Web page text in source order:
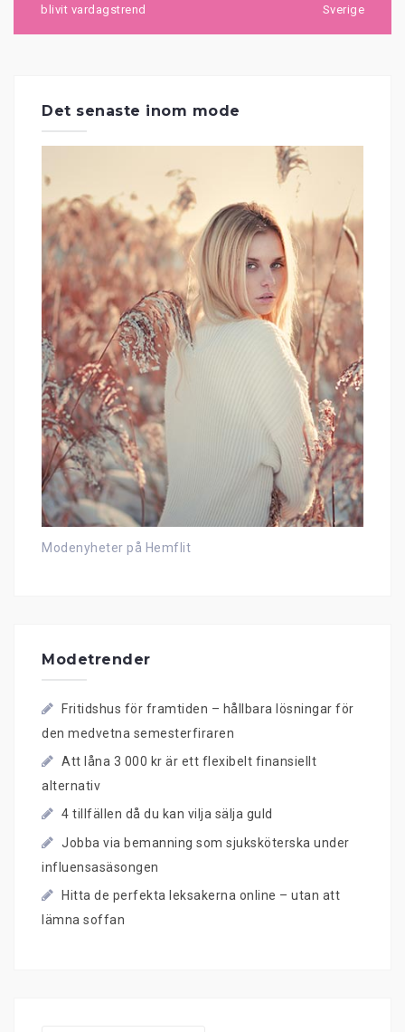
blivit vardagstrend
Sverige
Det senaste inom mode
Modenyheter på Hemflit
Modetrender
Fritidshus för framtiden – hållbara lösningar för
den medvetna semesterfiraren
Att låna 3 000 kr är ett flexibelt finansiellt
alternativ
4 tillfällen då du kan vilja sälja guld
Jobba via bemanning som sjuksköterska under
influensasäsongen
Hitta de perfekta leksakerna online – utan att
lämna soffan